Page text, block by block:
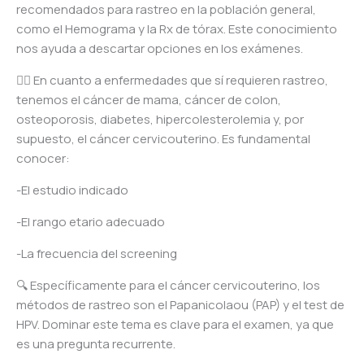
recomendados para rastreo en la población general,
como el Hemograma y la Rx de tórax. Este conocimiento
nos ayuda a descartar opciones en los exámenes.
👩‍⚕️ En cuanto a enfermedades que sí requieren rastreo,
tenemos el cáncer de mama, cáncer de colon,
osteoporosis, diabetes, hipercolesterolemia y, por
supuesto, el cáncer cervicouterino. Es fundamental
conocer:
-El estudio indicado
-El rango etario adecuado
-La frecuencia del screening
🔍 Específicamente para el cáncer cervicouterino, los
métodos de rastreo son el Papanicolaou (PAP) y el test de
HPV. Dominar este tema es clave para el examen, ya que
es una pregunta recurrente.